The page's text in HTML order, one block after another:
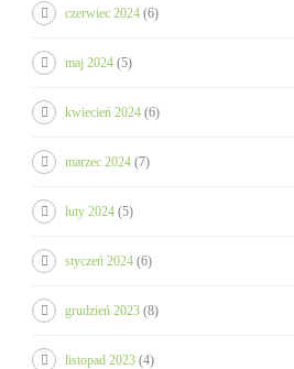
czerwiec 2024 (6)
maj 2024 (5)
kwiecień 2024 (6)
marzec 2024 (7)
luty 2024 (5)
styczeń 2024 (6)
grudzień 2023 (8)
listopad 2023 (4)